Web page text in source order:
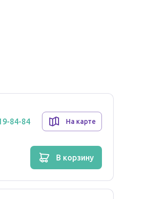
84-84 На карте
в корзину